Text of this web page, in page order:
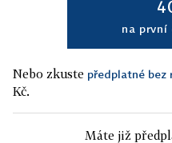
na první
Nebo zkuste předplatné bez
Kč.
Máte již